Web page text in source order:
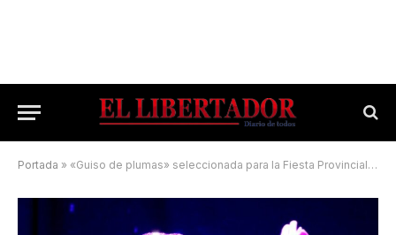
Portada » «Guiso de plumas» seleccionada para la Fiesta Provincial del Teatro